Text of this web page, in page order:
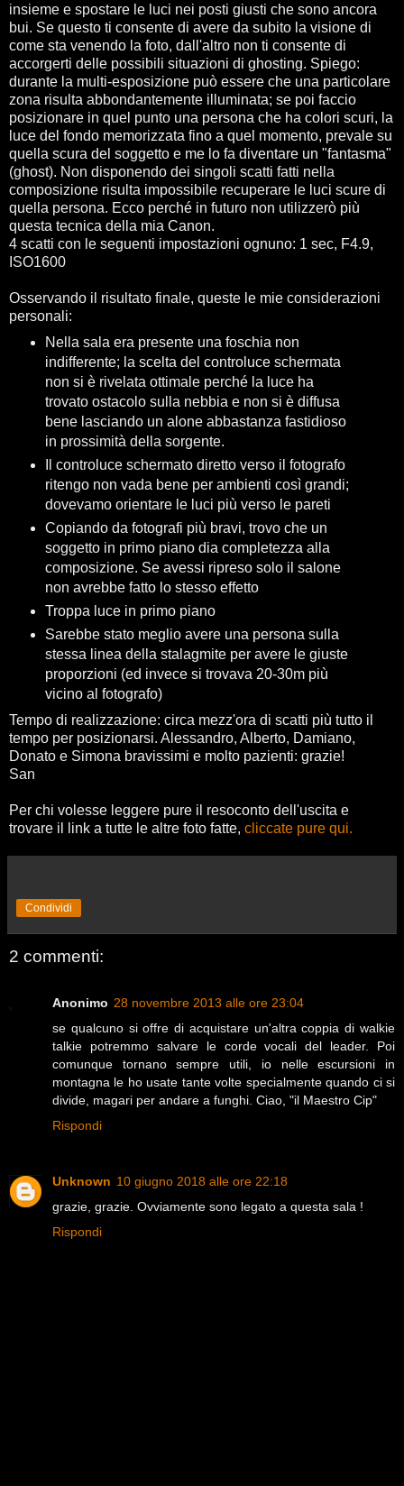
insieme e spostare le luci nei posti giusti che sono ancora
bui. Se questo ti consente di avere da subito la visione di
come sta venendo la foto, dall'altro non ti consente di
accorgerti delle possibili situazioni di ghosting. Spiego:
durante la multi-esposizione può essere che una particolare
zona risulta abbondantemente illuminata; se poi faccio
posizionare in quel punto una persona che ha colori scuri, la
luce del fondo memorizzata fino a quel momento, prevale su
quella scura del soggetto e me lo fa diventare un "fantasma"
(ghost). Non disponendo dei singoli scatti fatti nella
composizione risulta impossibile recuperare le luci scure di
quella persona. Ecco perché in futuro non utilizzerò più
questa tecnica della mia Canon.
4 scatti con le seguenti impostazioni ognuno: 1 sec, F4.9,
ISO1600
Osservando il risultato finale, queste le mie considerazioni
personali:
Nella sala era presente una foschia non
indifferente; la scelta del controluce schermata
non si è rivelata ottimale perché la luce ha
trovato ostacolo sulla nebbia e non si è diffusa
bene lasciando un alone abbastanza fastidioso
in prossimità della sorgente.
Il controluce schermato diretto verso il fotografo
ritengo non vada bene per ambienti così grandi;
dovevamo orientare le luci più verso le pareti
Copiando da fotografi più bravi, trovo che un
soggetto in primo piano dia completezza alla
composizione. Se avessi ripreso solo il salone
non avrebbe fatto lo stesso effetto
Troppa luce in primo piano
Sarebbe stato meglio avere una persona sulla
stessa linea della stalagmite per avere le giuste
proporzioni (ed invece si trovava 20-30m più
vicino al fotografo)
Tempo di realizzazione: circa mezz'ora di scatti più tutto il
tempo per posizionarsi. Alessandro, Alberto, Damiano,
Donato e Simona bravissimi e molto pazienti: grazie!
San
Per chi volesse leggere pure il resoconto dell'uscita e
trovare il link a tutte le altre foto fatte, cliccate pure qui.
Condividi
2 commenti:
Anonimo 28 novembre 2013 alle ore 23:04
se qualcuno si offre di acquistare un'altra coppia di walkie
talkie potremmo salvare le corde vocali del leader. Poi
comunque tornano sempre utili, io nelle escursioni in
montagna le ho usate tante volte specialmente quando ci si
divide, magari per andare a funghi. Ciao, "il Maestro Cip"
Rispondi
Unknown 10 giugno 2018 alle ore 22:18
grazie, grazie. Ovviamente sono legato a questa sala !
Rispondi